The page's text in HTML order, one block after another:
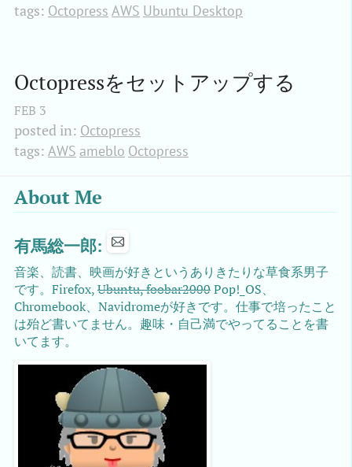
tags: Octopress AWS Ubuntu Desktop
Octopressをセットアップする
FEB 3
posted in: Octopress
tags: AWS ameblo Octopress
About Me
有馬総一郎:
音楽、読書、映画が好きというありきたりな草食系男子
です。Firefox,Ubuntu, foobar2000Pop!_OS、
Chromebook、Navidromeが好きです。仕事で培ったこと
は殆ど書いてません。趣味・自己満でやってることを書
いてます。